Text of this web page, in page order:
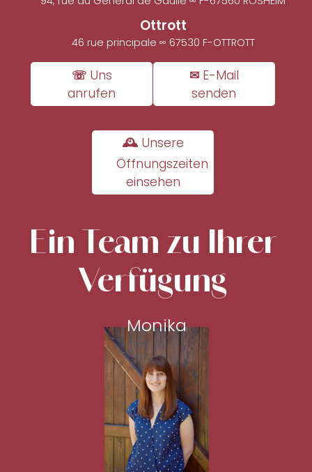
Ottrott
46 rue principale ∞ 67530 F-OTTROTT
☏ Uns
anrufen
✉ E-Mail
senden
🕰 Unsere
Öffnungszeiten
einsehen
Ein Team zu Ihrer
Verfügung
Monika